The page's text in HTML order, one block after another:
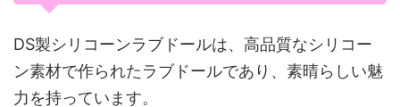
DS製シリコーンラブドールは、高品質なシリコー
ン素材で作られたラブドールであり、素晴らしい魅
力を持っています。